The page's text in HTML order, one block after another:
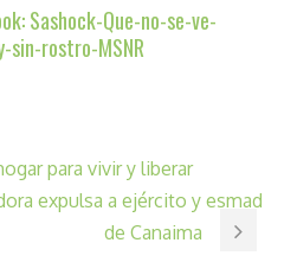
Sashock-Que-no-se-ve-
sin-rostro-MSNR
para vivir y liberar
expulsa a ejército y esmad
de Canaima